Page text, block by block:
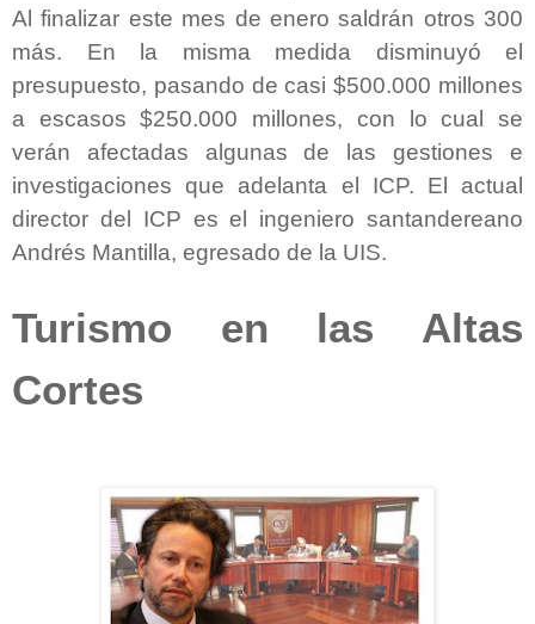
Al finalizar este mes de enero saldrán otros 300
más. En la misma medida disminuyó el
presupuesto, pasando de casi $500.000 millones
a escasos $250.000 millones, con lo cual se
verán afectadas algunas de las gestiones e
investigaciones que adelanta el ICP. El actual
director del ICP es el ingeniero santandereano
Andrés Mantilla, egresado de la UIS.
Turismo en las Altas
Cortes